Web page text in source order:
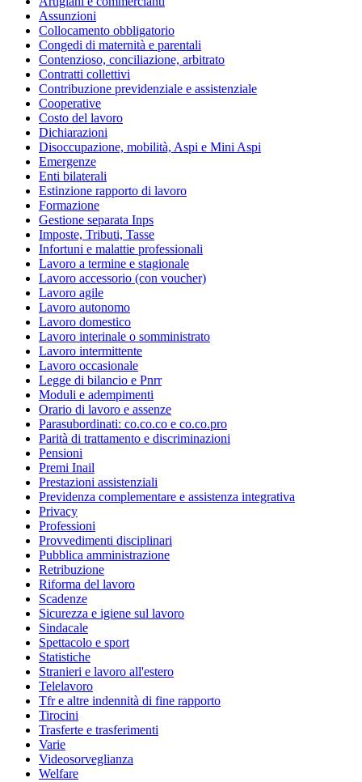
Assunzioni
Collocamento obbligatorio
Congedi di maternità e parentali
Contenzioso, conciliazione, arbitrato
Contratti collettivi
Contribuzione previdenziale e assistenziale
Cooperative
Costo del lavoro
Dichiarazioni
Disoccupazione, mobilità, Aspi e Mini Aspi
Emergenze
Enti bilaterali
Estinzione rapporto di lavoro
Formazione
Gestione separata Inps
Imposte, Tributi, Tasse
Infortuni e malattie professionali
Lavoro a termine e stagionale
Lavoro accessorio (con voucher)
Lavoro agile
Lavoro autonomo
Lavoro domestico
Lavoro interinale o somministrato
Lavoro intermittente
Lavoro occasionale
Legge di bilancio e Pnrr
Moduli e adempimenti
Orario di lavoro e assenze
Parasubordinati: co.co.co e co.co.pro
Parità di trattamento e discriminazioni
Pensioni
Premi Inail
Prestazioni assistenziali
Previdenza complementare e assistenza integrativa
Privacy
Professioni
Provvedimenti disciplinari
Pubblica amministrazione
Retribuzione
Riforma del lavoro
Scadenze
Sicurezza e igiene sul lavoro
Sindacale
Spettacolo e sport
Statistiche
Stranieri e lavoro all'estero
Telelavoro
Tfr e altre indennità di fine rapporto
Tirocini
Trasferte e trasferimenti
Varie
Videosorveglianza
Welfare